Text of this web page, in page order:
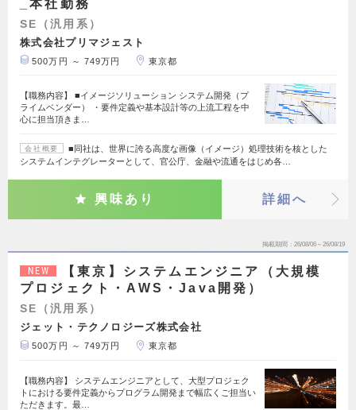
_本社勤務
SE（汎用系）
株式会社プリマジェスト
500万円 ～ 749万円 東京都
【職務内容】 ■イメージソリューション システム開発（プ
ライムベンダー） ・要件定義や基本設計等の上流工程を中
心に担当頂きま…
会社概要
■同社は、世界に誇る高度な画像（イメージ）処理技術を核とした
システムインテグレーターとして、官公庁、金融や流通をはじめ各…
興味あり 詳細へ
掲載期間 26/08/06～26/08/19
NEW
【東京】システムエンジニア（大規模
プロジェクト・AWS・Java開発）
SE（汎用系）
ジェット・テクノロジーズ株式会社
500万円 ～ 749万円 東京都
【職務内容】 システムエンジニアとして、大型プロジェク
トにおける要件定義からプログラム開発まで幅広くご担当い
ただきます。最…